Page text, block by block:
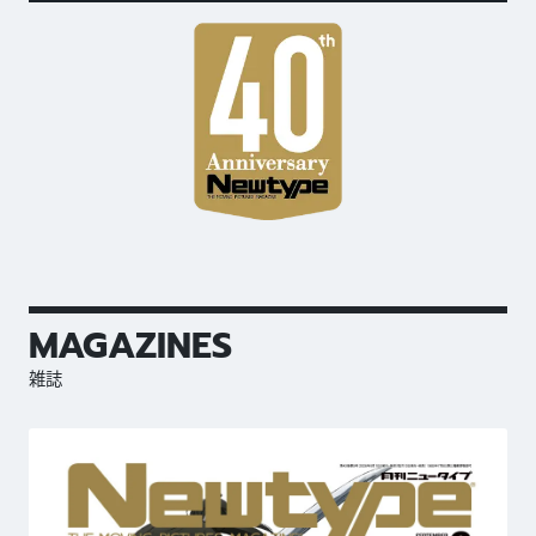
MAGAZINES
雑誌